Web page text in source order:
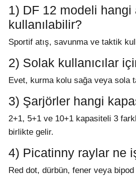
1) DF 12 modeli hangi
kullanılabilir?
Sportif atış, savunma ve taktik
2) Solak kullanıcılar
Evet, kurma kolu sağa veya sola
3) Şarjörler hangi
2+1, 5+1 ve 10+1 kapasiteli 3
birlikte gelir.
4) Picatinny raylar ne
Red dot, dürbün, fener veya